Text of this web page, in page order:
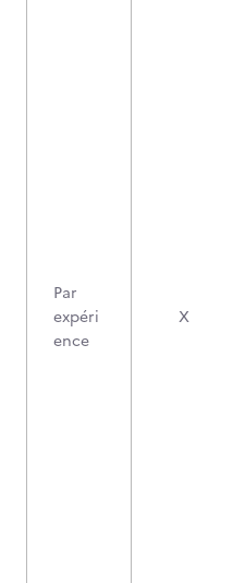
Par
expéri
ence
X